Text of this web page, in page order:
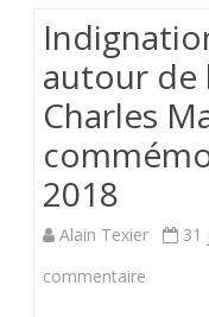
autour de
Charles
2018
Alain Texier 31
commentaire